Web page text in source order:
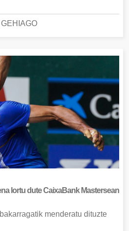
GEHIAGO
lortu dute CaixaBank Mastersean
menderatu dituzte